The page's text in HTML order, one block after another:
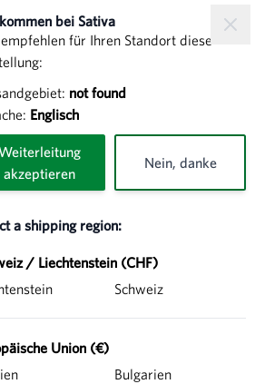
bei Sativa
für Ihren Standort diese
not found
Englisch
akzeptieren
Nein, danke
a shipping region:
/ Liechtenstein (CHF)
Schweiz
Union (€)
Bulgarien
tardiva - Rosettenzichorie
tardiva -
frühe Ernten. Direktsaat im Juli,
Verpflanzung ist möglich. Beet
säubern, evtl. abmähen. Zur
Vlies legen.